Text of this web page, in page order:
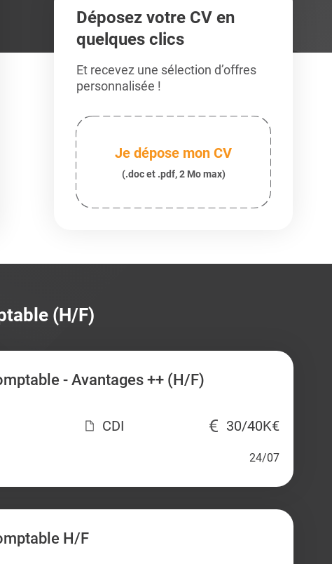
Déposez votre CV en
quelques clics
Et recevez une sélection d’offres
personnalisée !
Je dépose mon CV
(.doc et .pdf, 2 Mo max)
(H/F)
- Avantages ++ (H/F)
CDI
30/40K€
24/07
H/F